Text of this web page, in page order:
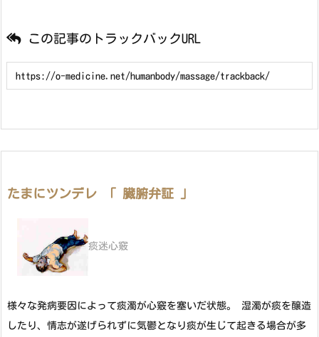
この記事のトラックバックURL
たまにツンデレ 「 臓腑弁証 」
痰迷心竅
様々な発病要因によって痰濁が心竅を塞いだ状態。 湿濁が痰を醸造
したり、情志が遂げられずに気鬱となり痰が生じて起きる場合が多